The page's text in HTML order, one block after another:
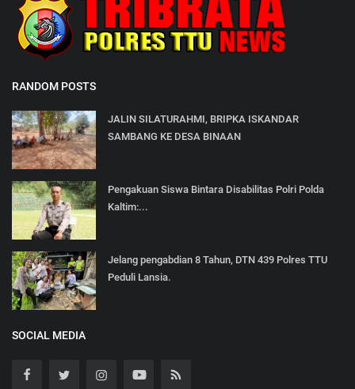
RANDOM POSTS
JALIN SILATURAHMI, BRIPKA ISKANDAR
SAMBANG KE DESA BINAAN
Pengakuan Siswa Bintara Disabilitas Polri Polda
Kaltim:...
Jelang pengabdian 8 Tahun, DTN 439 Polres TTU
Peduli Lansia.
SOCIAL MEDIA